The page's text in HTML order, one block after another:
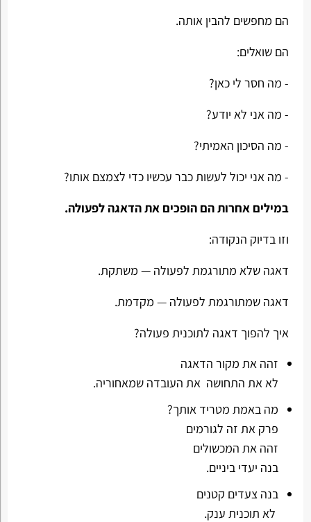
הם מחפשים להבין אותה.
הם שואלים:
- מה חסר לי כאן?
- מה אני לא יודע?
- מה הסיכון האמיתי?
- מה אני יכול לעשות כבר עכשיו כדי לצמצם אותו?
במילים אחרות הם הופכים את הדאגה לפעולה.
וזו בדיוק הנקודה:
דאגה שלא מתורגמת לפעולה — משתקת.
דאגה שמתורגמת לפעולה — מקדמת.
איך להפוך דאגה לתוכנית פעולה?
זהה את מקור הדאגה
לא את התחושה את העובדה שמאחוריה.
מה באמת מטריד אותך?
פרק את זה לגורמים
זהה את המכשולים
בנה יעדי ביניים.
בנה צעדים קטנים
לא תוכנית ענק.